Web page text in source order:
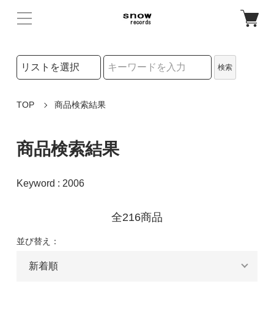
検索リストの選択
検索
TOP 商品検索結果
商品検索結果
Keyword : 2006
全216商品
並び替え：